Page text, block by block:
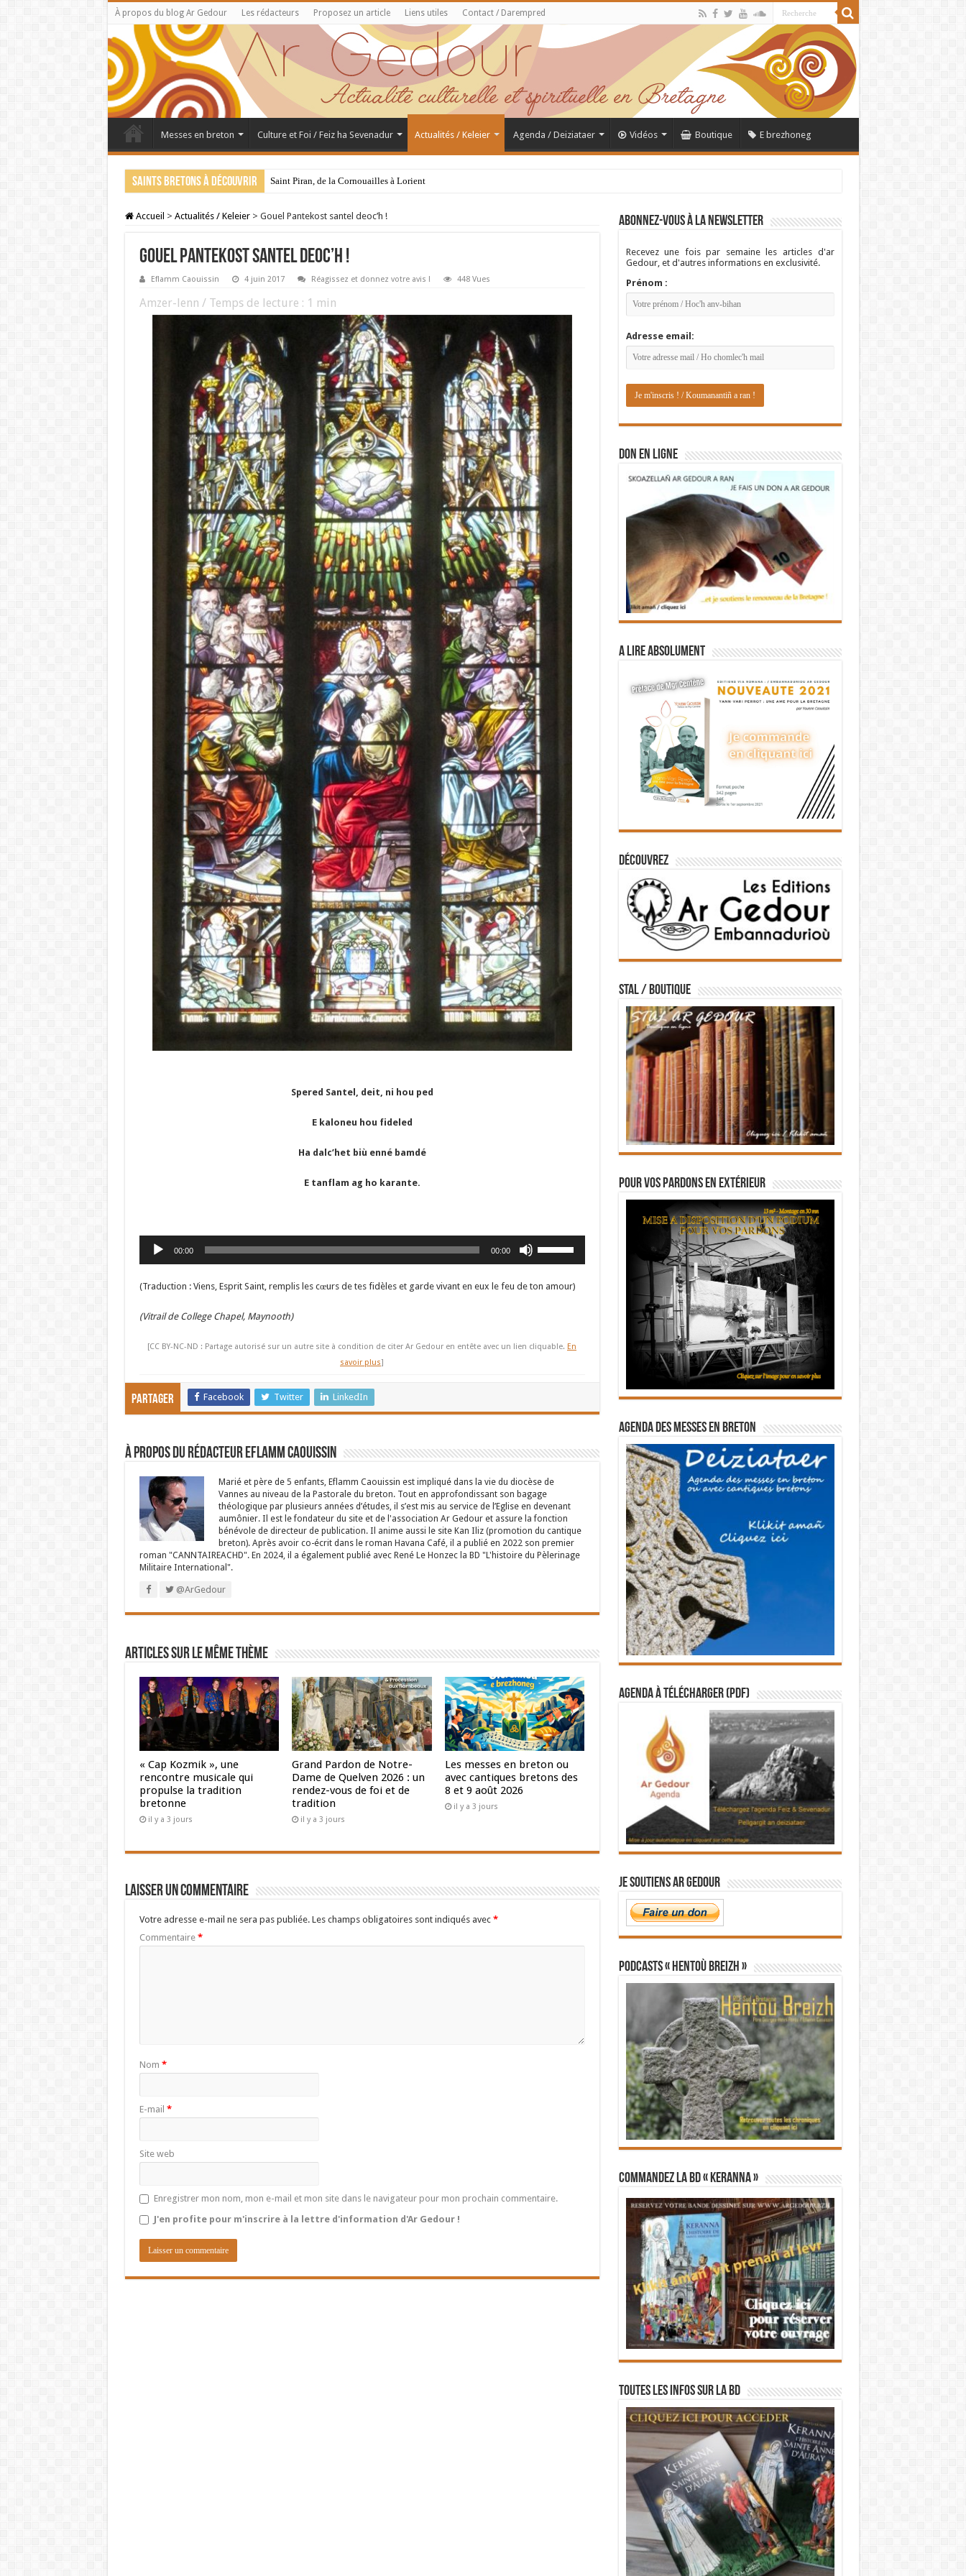
À propos du blog Ar Gedour Les rédacteurs Proposez un article Liens utiles Contact / Darempred
Messes en breton Culture et Foi / Feiz ha Sevenadur Actualités / Keleier Agenda / Deiziataer Vidéos Boutique E brezhoneg
Saints bretons à découvrir Saint Piran, de la Cornouailles à Lorient
Accueil > Actualités / Keleier > Gouel Pantekost santel deoc’h !
Gouel Pantekost santel deoc’h !
Eflamm Caouissin 4 juin 2017 Réagissez et donnez votre avis ! 448 Vues
Amzer-lenn / Temps de lecture : 1 min
Spered Santel, deit, ni hou ped
E kaloneu hou fideled
Ha dalc’het biù enné bamdé
E tanflam ag ho karante.
Lecteur
audio
00:00 00:00
haut/bas
diminuer
(Traduction : Viens, Esprit Saint, remplis les cœurs de tes fidèles et garde vivant en eux le feu de ton amour)
(Vitrail de College Chapel, Maynooth)
[CC BY-NC-ND : Partage autorisé sur un autre site à condition de citer Ar Gedour en entête avec un lien cliquable. En
savoir plus]
Partager Facebook Twitter LinkedIn
À propos du rédacteur Eflamm Caouissin
Marié et père de 5 enfants, Eflamm Caouissin est impliqué dans la vie du diocèse de
Vannes au niveau de la Pastorale du breton. Tout en approfondissant son bagage
théologique par plusieurs années d’études, il s’est mis au service de l’Eglise en devenant
aumônier. Il est le fondateur du site et de l'association Ar Gedour et assure la fonction
bénévole de directeur de publication. Il anime aussi le site Kan Iliz (promotion du cantique
breton). Après avoir co-écrit dans le roman Havana Café, il a publié en 2022 son premier
roman "CANNTAIREACHD". En 2024, il a également publié avec René Le Honzec la BD "L'histoire du Pèlerinage
Militaire International".
@ArGedour
Articles sur le même thème
« Cap Kozmik », une
rencontre musicale qui
propulse la tradition
bretonne
il y a 3 jours
Grand Pardon de Notre-
Dame de Quelven 2026 : un
rendez-vous de foi et de
tradition
il y a 3 jours
Les messes en breton ou
avec cantiques bretons des
8 et 9 août 2026
il y a 3 jours
Laisser un commentaire
Votre adresse e-mail ne sera pas publiée. Les champs obligatoires sont indiqués avec *
Commentaire *
Nom *
E-mail *
Site web
Enregistrer mon nom, mon e-mail et mon site dans le navigateur pour mon prochain commentaire.
J'en profite pour m'inscrire à la lettre d'information d'Ar Gedour !
Abonnez-vous à la newsletter
Recevez une fois par semaine les articles d'ar
Gedour, et d'autres informations en exclusivité.
Prénom :
Adresse email:
DON EN LIGNE
A lire absolument
Découvrez
STAL / BOUTIQUE
Pour vos pardons en extérieur
Agenda des messes en breton
Agenda à télécharger (PDF)
Je soutiens Ar Gedour
PODCASTS « Hentoù Breizh »
Commandez la BD « Keranna »
Toutes les infos sur la BD